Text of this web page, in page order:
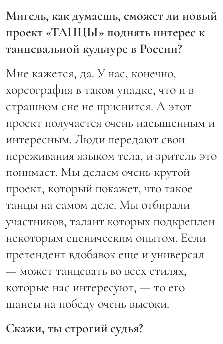
Мигель, как думаешь, сможет ли новый
проект «ТАНЦЫ» поднять интерес к
танцевальной культуре в России?
Мне кажется, да. У нас, конечно,
хореография в таком упадке, что и в
страшном сне не приснится. А этот
проект получается очень насыщенным и
интересным. Люди передают свои
переживания языком тела, и зритель это
понимает. Мы делаем очень крутой
проект, который покажет, что такое
танцы на самом деле. Мы отбирали
участников, талант которых подкреплен
некоторым сценическим опытом. Если
претендент вдобавок еще и универсал
— может танцевать во всех стилях,
которые нас интересуют, — то его
шансы на победу очень высоки.
Скажи, ты строгий судья?